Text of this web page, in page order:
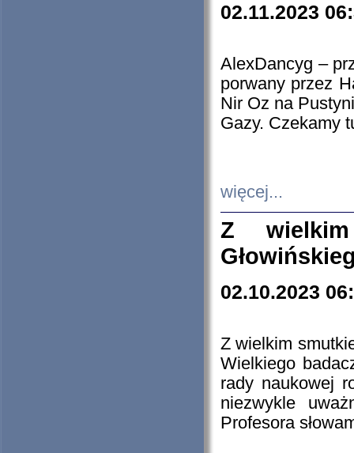
02.11.2023
AlexDancyg –
porwany przez
Nir Oz na
Gazy. Czekamy
więcej...
Z
02.10.2023
Z wielkim
Wielkiego
rady naukowej
niezwykle
Profesora